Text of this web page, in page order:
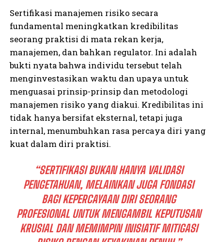
Sertifikasi manajemen risiko secara
fundamental meningkatkan kredibilitas
seorang praktisi di mata rekan kerja,
manajemen, dan bahkan regulator. Ini adalah
bukti nyata bahwa individu tersebut telah
menginvestasikan waktu dan upaya untuk
menguasai prinsip-prinsip dan metodologi
manajemen risiko yang diakui. Kredibilitas ini
tidak hanya bersifat eksternal, tetapi juga
internal, menumbuhkan rasa percaya diri yang
kuat dalam diri praktisi.
“SERTIFIKASI BUKAN HANYA VALIDASI
PENGETAHUAN, MELAINKAN JUGA FONDASI
BAGI KEPERCAYAAN DIRI SEORANG
PROFESIONAL UNTUK MENGAMBIL KEPUTUSAN
KRUSIAL DAN MEMIMPIN INISIATIF MITIGASI